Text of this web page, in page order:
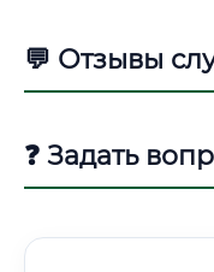
💬 Отзывы
❓ Задать